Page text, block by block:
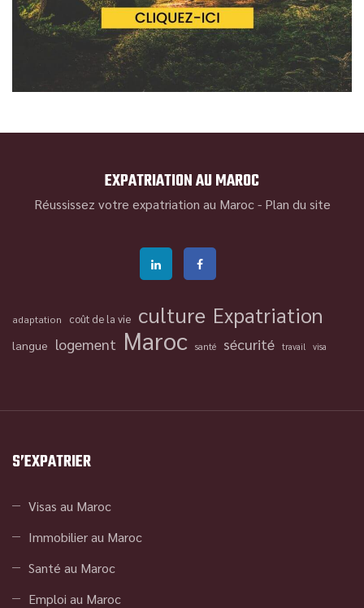
EXPATRIATION AU MAROC
Réussissez votre expatriation au Maroc - Plan du site
adaptation coût de la vie culture Expatriation
langue logement Maroc santé sécurité travail visa
S’EXPATRIER
Visas au Maroc
Immobilier au Maroc
Santé au Maroc
Emploi au Maroc